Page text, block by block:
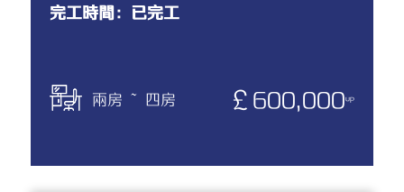
完工時間：已完工
兩房 ~ 四房 ￡600,000up